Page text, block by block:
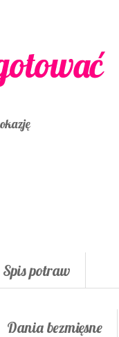
Spis potraw
Dania bezmięsne